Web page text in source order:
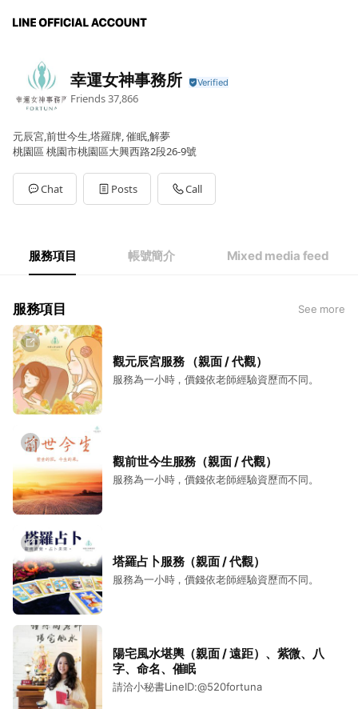
幸運女神事務所
Friends37,866
元辰宮,前世今生,塔羅牌, 催眠,解夢
桃園區 桃園市桃園區大興西路2段26-9號
Chat Posts Call
服務項目 帳號簡介 Mixed media feed
服務項目 See more
觀元辰宮服務 （親面 / 代觀）
服務為一小時，價錢依老師經驗資歷而不同。
觀前世今生服務（親面 / 代觀）
服務為一小時，價錢依老師經驗資歷而不同。
塔羅占卜服務（親面 / 代觀）
服務為一小時，價錢依老師經驗資歷而不同。
陽宅風水堪輿（親面 / 遠距）、紫微、八
字、命名、催眠
請洽小秘書LineID:@520fortuna